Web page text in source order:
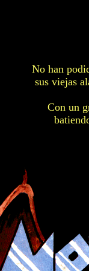
No han
sus viejas
Con un